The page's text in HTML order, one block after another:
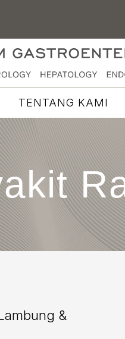
TENTANG KAMI
&